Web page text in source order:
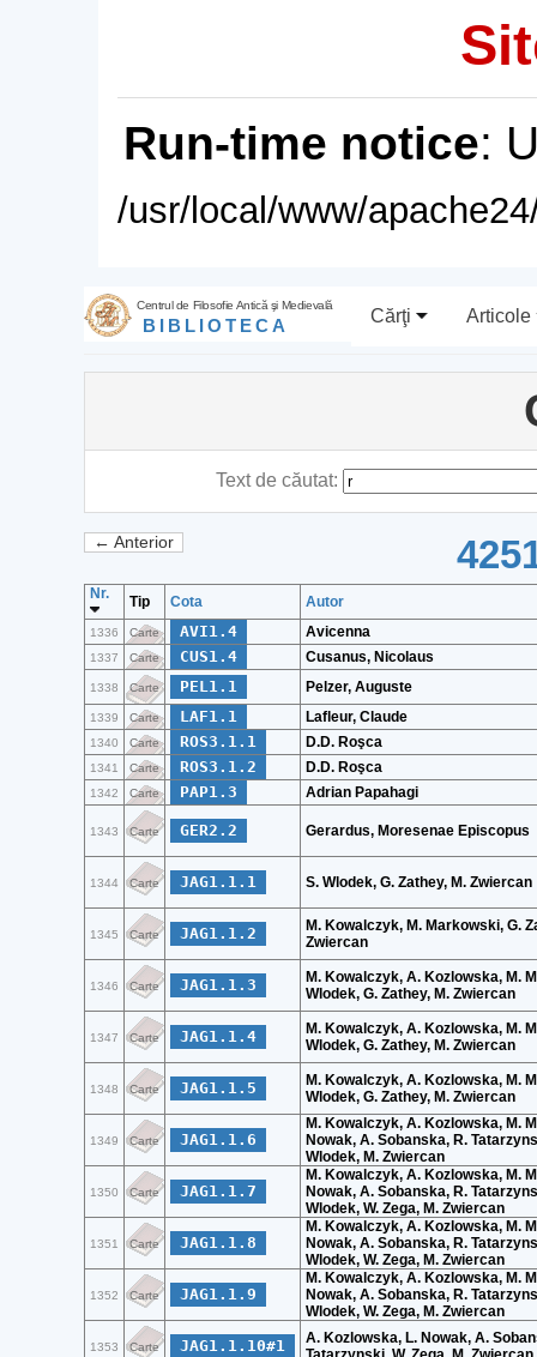
Run-time notice:
/usr/local/www/
Centrul de Filosofie Antică şi Medievală
BIBLIOTECA Cărţi Articole
Text de căutat:
← Anterior
Nr. Tip Cota Autor
1336 Carte AVI1.4 Avicenna
1337 Carte CUS1.4 Cusanus, Nicolaus
1338 Carte PEL1.1 Pelzer, Auguste
1339 Carte LAF1.1 Lafleur, Claude
1340 Carte ROS3.1.1 D.D. Roşca
1341 Carte ROS3.1.2 D.D. Roşca
1342 Carte PAP1.3 Adrian Papahagi
1343 Carte GER2.2 Gerardus, Moresenae Episcopus
1344 Carte JAG1.1.1 S. Wlodek, G. Zathey, M. Zwiercan
1345 Carte JAG1.1.2
M. Kowalczyk, M. Markowski, G.
Zwiercan
1346 Carte JAG1.1.3
M. Kowalczyk, A. Kozlowska, M.
Wlodek, G. Zathey, M. Zwiercan
1347 Carte JAG1.1.4
M. Kowalczyk, A. Kozlowska, M.
Wlodek, G. Zathey, M. Zwiercan
1348 Carte JAG1.1.5
M. Kowalczyk, A. Kozlowska, M.
Wlodek, G. Zathey, M. Zwiercan
1349 Carte JAG1.1.6
M. Kowalczyk, A. Kozlowska, M.
Nowak, A. Sobanska, R.
Wlodek, M. Zwiercan
1350 Carte JAG1.1.7
M. Kowalczyk, A. Kozlowska, M.
Nowak, A. Sobanska, R.
Wlodek, W. Zega, M. Zwiercan
1351 Carte JAG1.1.8
M. Kowalczyk, A. Kozlowska, M.
Nowak, A. Sobanska, R.
Wlodek, W. Zega, M. Zwiercan
1352 Carte JAG1.1.9
M. Kowalczyk, A. Kozlowska, M.
Nowak, A. Sobanska, R.
Wlodek, W. Zega, M. Zwiercan
1353 Carte JAG1.1.10#1
A. Kozlowska, L. Nowak, A.